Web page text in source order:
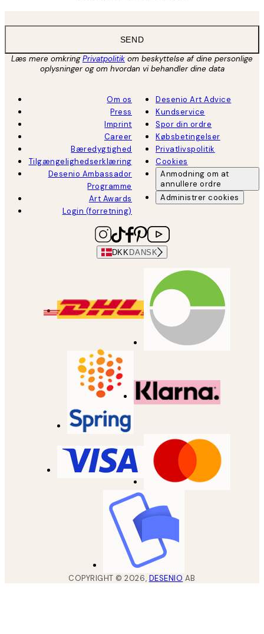
SEND
Læs mere omkringPrivatpolitik om beskyttelse af dine personlige
oplysninger og om hvordan vi behandler dine data
Om os
Press
Imprint
Career
Bæredygtighed
Tilgængelighedserklæring
Desenio Ambassador
Programme
Art Awards
Login (forretning)
Desenio Art Advice
Kundservice
Spor din ordre
Købsbetingelser
Privatlivspolitik
Cookies
Anmodning om at
annullere ordre
Administrer cookies
DKK DANSK
COPYRIGHT ©2026, DESENIO AB